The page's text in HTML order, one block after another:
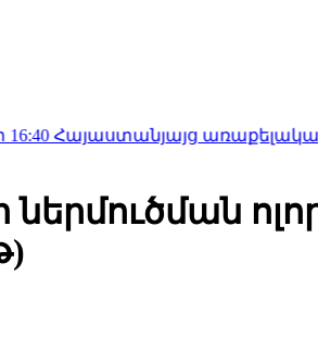
առաքելական սուրբ